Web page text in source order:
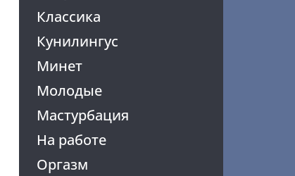
Классика
Кунилингус
Минет
Молодые
Мастурбация
На работе
Оргазм